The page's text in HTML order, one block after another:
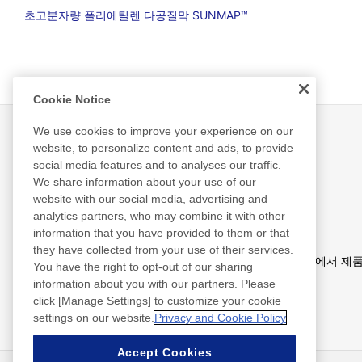
초고분자량 폴리에틸렌 다공질막 SUNMAP™
사업분야
산업에서 제품 찾기 기능에서 제
Cookie Notice
We use cookies to improve your experience on our
website, to personalize content and ads, to provide
social media features and to analyses our traffic.
We share information about your use of our
website with our social media, advertising and
analytics partners, who may combine it with other
information that you have provided to them or that
they have collected from your use of their services.
You have the right to opt-out of our sharing
information about you with our partners. Please
click [Manage Settings] to customize your cookie
settings on our website. Privacy and Cookie Policy
Accept Cookies